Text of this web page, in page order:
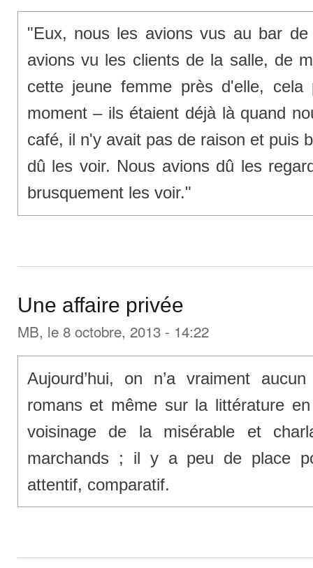
"Eux, nous les avions vus au bar
avions vu les clients de la salle, de
cette jeune femme près d'elle, cela
moment – ils étaient déjà là quand
café, il n'y avait pas de raison et puis
dû les voir. Nous avions dû les
brusquement les voir."
Une affaire privée
MB, le 8 octobre, 2013 - 14:22
Aujourd’hui, on n’a vraiment
romans et même sur la littérature
voisinage de la misérable et
marchands ; il y a peu de place
attentif, comparatif.